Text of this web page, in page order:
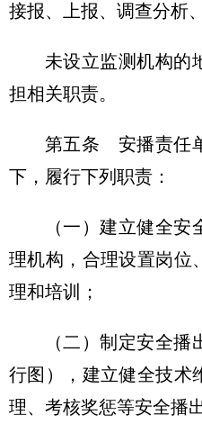
接报、上报、调查分析
未设立监测机构的
担相关职责。
第五条 安播责任
下，履行下列职责：
（一）建立健全
理机构，合理设置岗位
理和培训；
（二）制定安全
行图），建立健全技术
理、考核奖惩等安全播